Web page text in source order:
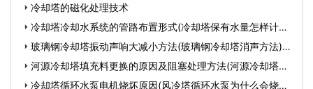
却…冷却塔的磁化处理技术
冷却塔冷却水系统的管路布置形式(冷却塔保有水量怎样计算)
… 玻璃钢冷却塔振动声响大减小方法(玻璃钢冷却塔消声方法)…
河源冷却塔填充料更换的原因及阻塞处理方法(河源冷却塔安
装…冷却塔循环水泵电机烧坏原因(风冷塔循环水泵为什么会烧坏)